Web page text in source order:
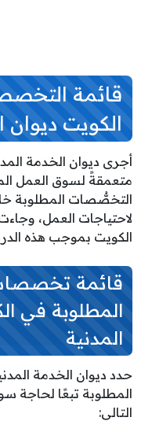
قائمة
الكويت ديوان
أجرى ديوان الخدمة
متعمقةً لسوق العمل
التخصُّصات المطلوبة
لاحتياجات العمل،
الكويت بموجب هذه
قائمة
المطلوبة في
المدنية
حدد ديوان الخدمة
المطلوبة تبعًا لحاجة
التالي: